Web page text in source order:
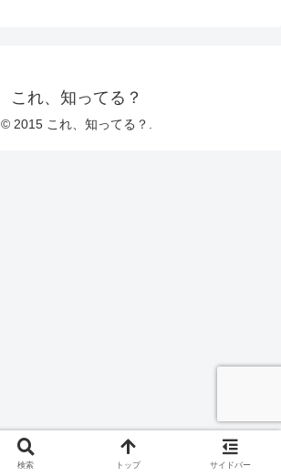
これ、知ってる？
© 2015 これ、知ってる？.
検索 トップ サイドバー